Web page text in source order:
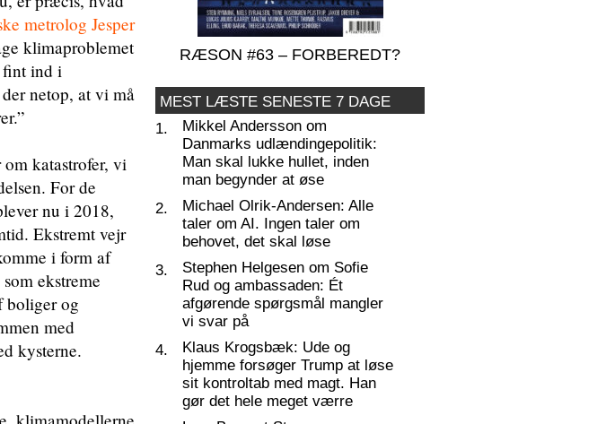
metrolog Jesper
klimaproblemet
fint ind i
netop, at vi må
katastrofer, vi
For de
nu i 2018,
Ekstremt vejr
i form af
ekstreme
boliger og
med
kysterne.
RÆSON #63 – FORBEREDT?
MEST LÆSTE SENESTE 7 DAGE
1.
Mikkel Andersson om
Danmarks udlændingepolitik:
Man skal lukke hullet, inden
man begynder at øse
2.
Michael Olrik-Andersen: Alle
taler om AI. Ingen taler om
behovet, det skal løse
3.
Stephen Helgesen om Sofie
Rud og ambassaden: Ét
afgørende spørgsmål mangler
vi svar på
4.
Klaus Krogsbæk: Ude og
hjemme forsøger Trump at løse
sit kontroltab med magt. Han
gør det hele meget værre